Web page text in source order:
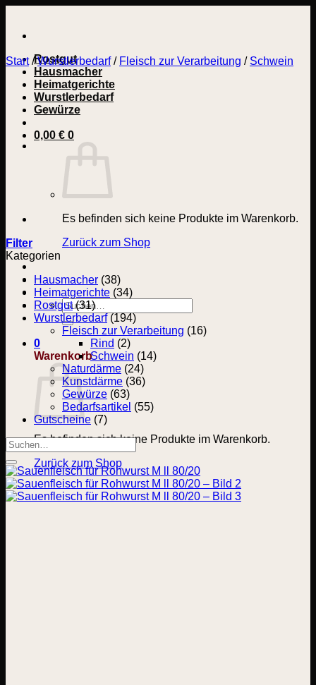
springen
Rostgut
Hausmacher
Heimatgerichte
Wurstlerbedarf
Gewürze
0,00 € 0
Es befinden sich keine Produkte im Warenkorb.
Zurück zum Shop
Suchen
nach:
0
Warenkorb
Es befinden sich keine Produkte im Warenkorb.
Zurück zum Shop
Start / Wurstlerbedarf / Fleisch zur Verarbeitung / Schwein
Filter
Kategorien
Hausmacher (38)
Heimatgerichte (34)
Rostgut (31)
Wurstlerbedarf (194)
Fleisch zur Verarbeitung (16)
Rind (2)
Schwein (14)
Naturdärme (24)
Kunstdärme (36)
Gewürze (63)
Bedarfsartikel (55)
Gutscheine (7)
Suchen
nach: